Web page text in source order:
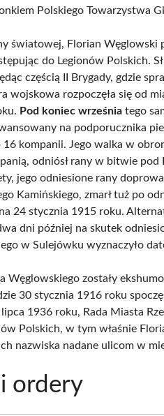
Polskiego Towarzystwa
światowej, Florian Węglowski
do Legionów Polskich.
częścią II Brygady, gdzie
wojskowa rozpoczęła się od
Pod koniec września tego
na podporucznika
kompanii. Jego walka w
odniósł rany w bitwie pod
jego odniesione rany
Kamińskiego, zmarł tuż po
24 stycznia 1915 roku.
dni później na skutek
w Sulejówku wyznaczyło
Węglowskiego zostały
30 stycznia 1916 roku
1936 roku, Rada Miasta
Polskich, w tym właśnie
nazwiska nadane ulicom w
ordery